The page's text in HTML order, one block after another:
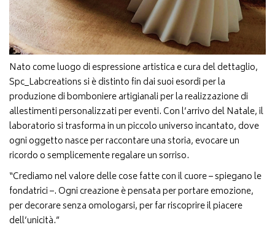
Nato come luogo di espressione artistica e cura del dettaglio,
Spc_Labcreations si è distinto fin dai suoi esordi per la
produzione di bomboniere artigianali per la realizzazione di
allestimenti personalizzati per eventi. Con l’arrivo del Natale, il
laboratorio si trasforma in un piccolo universo incantato, dove
ogni oggetto nasce per raccontare una storia, evocare un
ricordo o semplicemente regalare un sorriso.
“Crediamo nel valore delle cose fatte con il cuore – spiegano le
fondatrici –. Ogni creazione è pensata per portare emozione,
per decorare senza omologarsi, per far riscoprire il piacere
dell’unicità.”